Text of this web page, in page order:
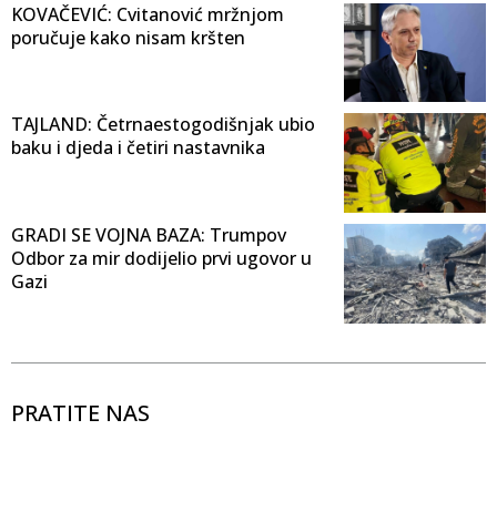
KOVAČEVIĆ: Cvitanović mržnjom
poručuje kako nisam kršten
TAJLAND: Četrnaestogodišnjak ubio
baku i djeda i četiri nastavnika
GRADI SE VOJNA BAZA: Trumpov
Odbor za mir dodijelio prvi ugovor u
Gazi
PRATITE NAS